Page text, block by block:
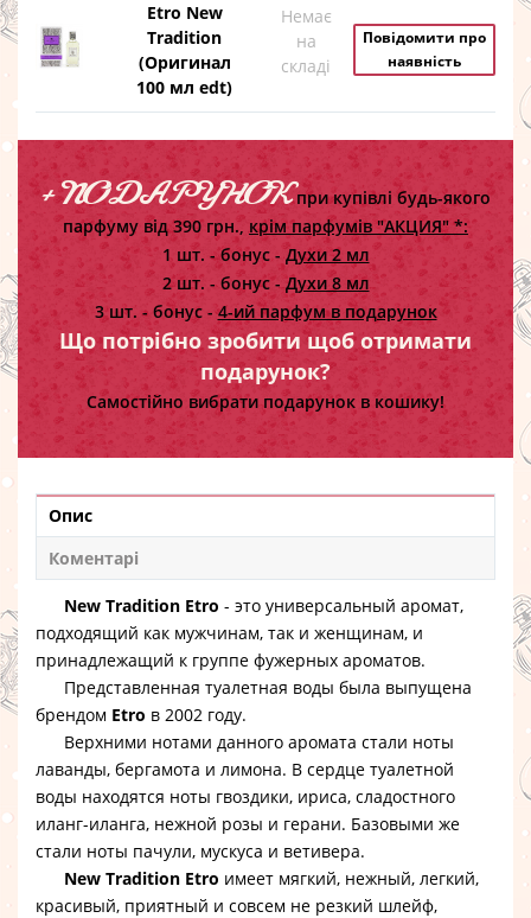
Etro New
Tradition
(Оригинал
100 мл edt)
Немає
на
складі
Повідомити про
наявність
+ ПОДАРУНОКпри купівлі будь-якого
парфуму від 390 грн., крім парфумів "АКЦИЯ" *:
1 шт. - бонус - Духи 2 мл
2 шт. - бонус -Духи 8 мл
3 шт. - бонус -4-ий парфум в подарунок
Що потрібно зробити щоб отримати
подарунок?
Самостійно вибрати подарунок в кошику!
Опис
Коментарі
New Tradition Etro - это универсальный аромат,
подходящий как мужчинам, так и женщинам, и
принадлежащий к группе фужерных ароматов.
Представленная туалетная воды была выпущена
брендом Etro в 2002 году.
Верхними нотами данного аромата стали ноты
лаванды, бергамота и лимона. В сердце туалетной
воды находятся ноты гвоздики, ириса, сладостного
иланг-иланга, нежной розы и герани. Базовыми же
стали ноты пачули, мускуса и ветивера.
New Tradition Etro имеет мягкий, нежный, легкий,
красивый, приятный и совсем не резкий шлейф,